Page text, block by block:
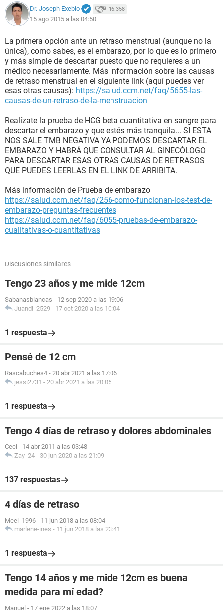
Dr. Joseph Exebio 16.358
15 ago 2015 a las 04:50
La primera opción ante un retraso menstrual (aunque no la
única), como sabes, es el embarazo, por lo que es lo primero
y más simple de descartar puesto que no requieres a un
médico necesariamente. Más información sobre las causas
de retraso menstrual en el siguiente link (aquí puedes ver
esas otras causas): https://salud.ccm.net/faq/5655-las-
causas-de-un-retraso-de-la-menstruacion
Realízate la prueba de HCG beta cuantitativa en sangre para
descartar el embarazo y que estés más tranquila... SI ESTA
NOS SALE TMB NEGATIVA YA PODEMOS DESCARTAR EL
EMBARAZO Y HABRÁ QUE CONSULTAR AL GINECÓLOGO
PARA DESCARTAR ESAS OTRAS CAUSAS DE RETRASOS
QUE PUEDES LEERLAS EN EL LINK DE ARRIBITA.
Más información de Prueba de embarazo
https://salud.ccm.net/faq/256-como-funcionan-los-test-de-
embarazo-preguntas-frecuentes
https://salud.ccm.net/faq/6055-pruebas-de-embarazo-
cualitativas-o-cuantitativas
Discusiones similares
Tengo 23 años y me mide 12cm
Sabanasblancas - 12 sep 2020 a las 19:06
Juandi_2529 - 17 oct 2020 a las 10:04
1 respuesta
Pensé de 12 cm
Rascabuches4 - 20 abr 2021 a las 17:06
jessi2731 - 20 abr 2021 a las 20:05
1 respuesta
Tengo 4 días de retraso y dolores abdominales
Ceci - 14 abr 2011 a las 03:48
Zay_24 - 30 jun 2020 a las 21:09
137 respuestas
4 días de retraso
Meel_1996 - 11 jun 2018 a las 08:04
marlene-ines - 11 jun 2018 a las 23:41
1 respuesta
Tengo 14 años y me mide 12cm es buena
medida para mí edad?
Manuel - 17 ene 2022 a las 18:07